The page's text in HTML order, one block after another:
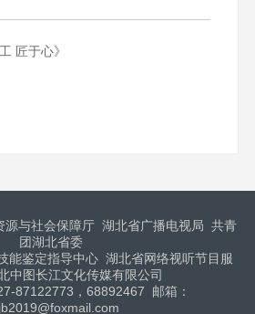
匠于心》
源与社会保障厅 湖北省广播电视局 共青
团湖北省委
能鉴定指导中心 湖北省网络视听节目服
中图长江文化传媒有限公司
87122773，68892467 邮箱：